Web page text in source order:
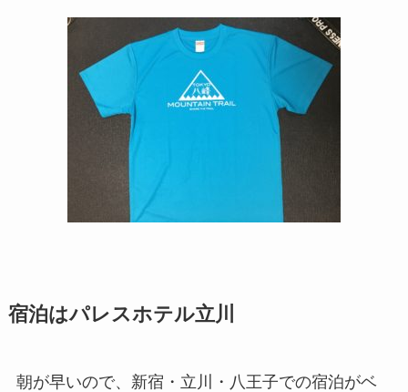
宿泊はパレスホテル立川
朝が早いので、新宿・立川・八王子での宿泊がベ